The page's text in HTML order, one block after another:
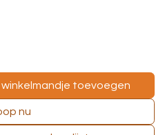
winkelmandje toevoegen
nu